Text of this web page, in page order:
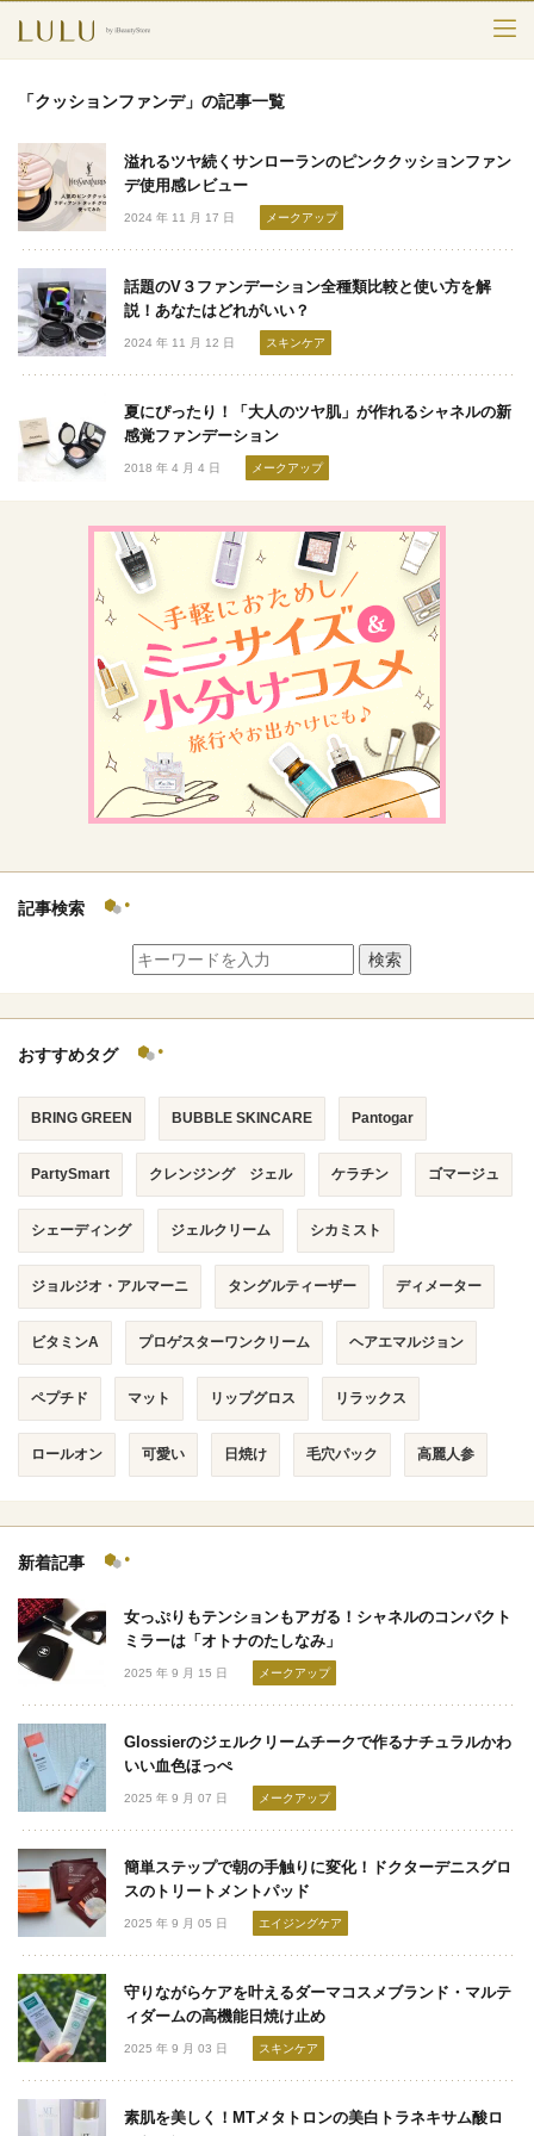
スキンケア
メークアップ
エイジングケア
フレグランス
ライフスタイル
検索
「クッションファンデ」の記事一覧
溢れるツヤ続くサンローランのピンククッションファン
デ使用感レビュー
2024 年 11 月 17 日 メークアップ
話題のV３ファンデーション全種類比較と使い方を解
説！あなたはどれがいい？
2024 年 11 月 12 日 スキンケア
夏にぴったり！「大人のツヤ肌」が作れるシャネルの新
感覚ファンデーション
2018 年 4 月 4 日 メークアップ
記事検索
検索
おすすめタグ
BRING GREEN BUBBLE SKINCARE Pantogar
PartySmart クレンジング ジェル ケラチン ゴマージュ
シェーディング ジェルクリーム シカミスト
ジョルジオ・アルマーニ タングルティーザー ディメーター
ビタミンA プロゲスターワンクリーム ヘアエマルジョン
ペプチド マット リップグロス リラックス
ロールオン 可愛い 日焼け 毛穴パック 高麗人参
新着記事
女っぷりもテンションもアガる！シャネルのコンパクト
ミラーは「オトナのたしなみ」
2025 年 9 月 15 日 メークアップ
Glossierのジェルクリームチークで作るナチュラルかわ
いい血色ほっぺ
2025 年 9 月 07 日 メークアップ
簡単ステップで朝の手触りに変化！ドクターデニスグロ
スのトリートメントパッド
2025 年 9 月 05 日 エイジングケア
守りながらケアを叶えるダーマコスメブランド・マルテ
ィダームの高機能日焼け止め
2025 年 9 月 03 日 スキンケア
素肌を美しく！MTメタトロンの美白トラネキサム酸ロ